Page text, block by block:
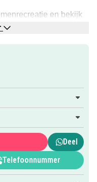
en bekijk
jullie een kijkje
gezien, is het
op een van de skelters.
de website te gaan
dagje uit!
uitjes in en om
Deel
Telefoonnummer